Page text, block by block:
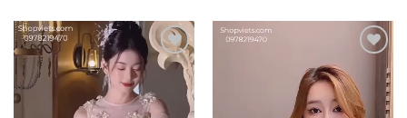
Add to
wishlist
Add to
wishlist